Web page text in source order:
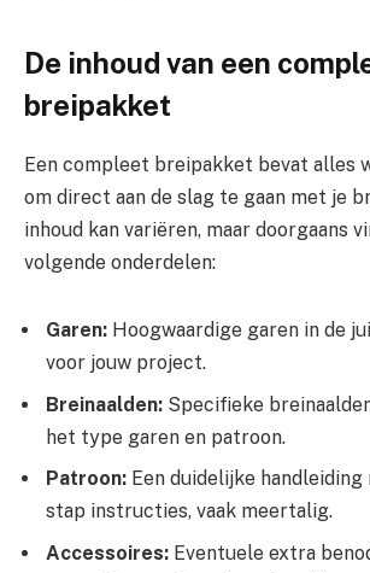
De inhoud van een
breipakket
Een compleet breipakket bevat alles
om direct aan de slag te gaan met je
inhoud kan variëren, maar doorgaans
volgende onderdelen:
Garen: Hoogwaardige garen in de
voor jouw project.
Breinaalden: Specifieke
het type garen en patroon.
Patroon: Een duidelijke
stap instructies, vaak meertalig.
Accessoires: Eventuele extra